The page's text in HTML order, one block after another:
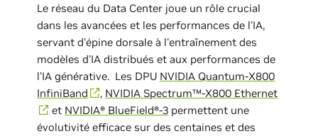
Le réseau du Data Center joue un rôle crucial
dans les avancées et les performances de l'IA,
servant d'épine dorsale à l'entraînement des
modèles d'IA distribués et aux performances de
l'IA générative. Les DPU NVIDIA Quantum-X800
InfiniBand
, NVIDIA Spectrum™-X800 Ethernet
et NVIDIA® BlueField®-3 permettent une
évolutivité efficace sur des centaines et des